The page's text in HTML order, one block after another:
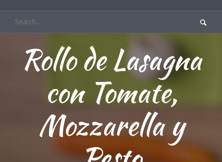
Rollo de Lasagna
con Tomate,
Mozzarella y